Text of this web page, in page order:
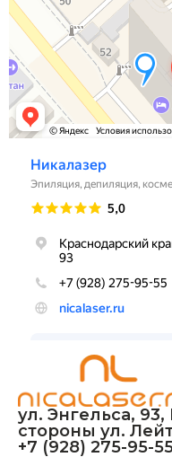
ул. Энгельса,
стороны ул.
+7 (928) 275-95-